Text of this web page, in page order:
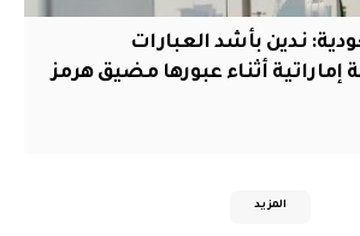
ندين بأشد العبارات
أثناء عبورها مضيق هرمز
المزيد